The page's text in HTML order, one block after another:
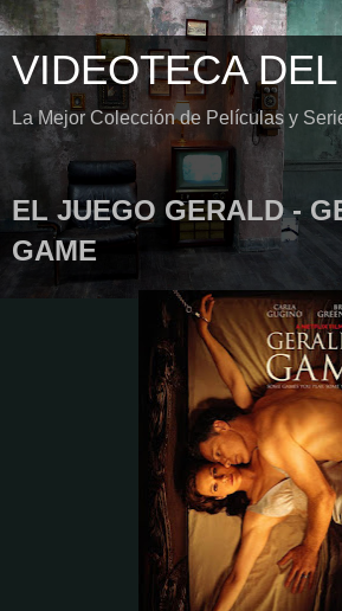
VIDEOTECA
La Mejor Colección de Películas y
EL JUEGO GERALD -
GAME